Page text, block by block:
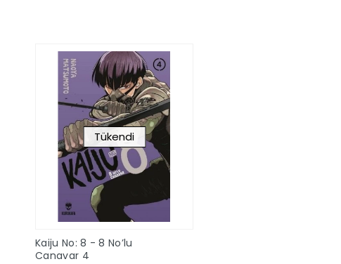
Tükendi
Kaiju No: 8 - 8 No’lu
Canavar 4